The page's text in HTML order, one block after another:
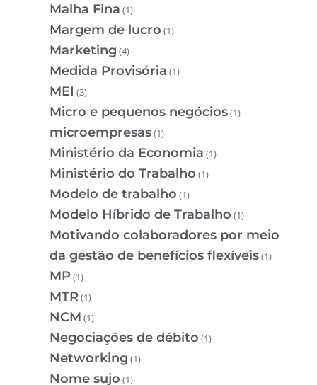
Malha Fina (1)
Margem de lucro (1)
Marketing (4)
Medida Provisória (1)
MEI (3)
Micro e pequenos negócios(1)
microempresas(1)
Ministério da Economia (1)
Ministério do Trabalho (1)
Modelo de trabalho (1)
Modelo Híbrido de Trabalho (1)
Motivando colaboradores por meio
da gestão de benefícios flexíveis(1)
MP(1)
MTR(1)
NCM (1)
Negociações de débito (1)
Networking (1)
Nome sujo (1)